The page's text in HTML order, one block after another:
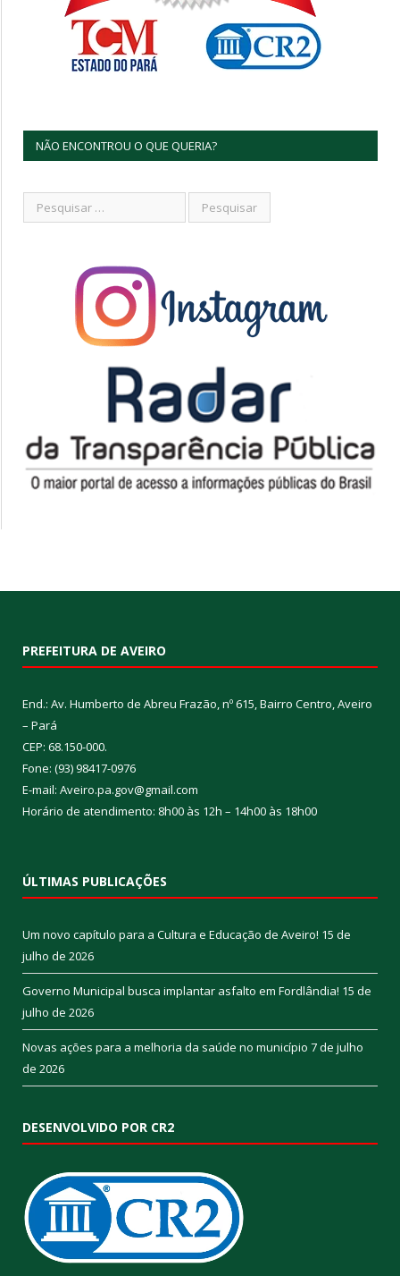
NÃO ENCONTROU O QUE QUERIA?
PREFEITURA DE AVEIRO
End.: Av. Humberto de Abreu Frazão, nº 615, Bairro Centro, Aveiro
– Pará
CEP: 68.150-000.
Fone: (93) 98417-0976
E-mail: Aveiro.pa.gov@gmail.com
Horário de atendimento: 8h00 às 12h – 14h00 às 18h00
ÚLTIMAS PUBLICAÇÕES
Um novo capítulo para a Cultura e Educação de Aveiro! 15 de
julho de 2026
Governo Municipal busca implantar asfalto em Fordlândia! 15 de
julho de 2026
Novas ações para a melhoria da saúde no município 7 de julho
de 2026
DESENVOLVIDO POR CR2